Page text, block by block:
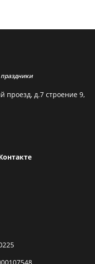
проезд, д.7 строение 9,